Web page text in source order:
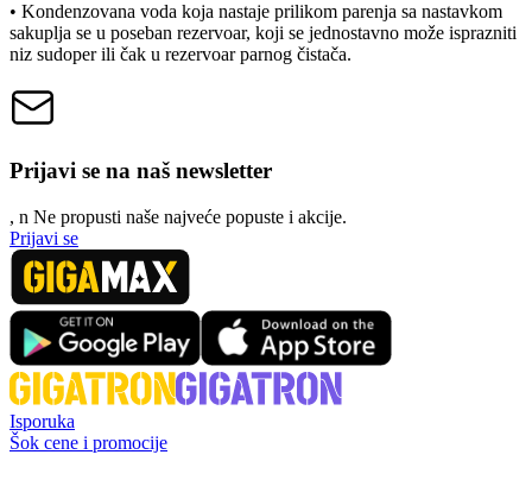
• Kondenzovana voda koja nastaje prilikom parenja sa nastavkom
sakuplja se u poseban rezervoar, koji se jednostavno može isprazniti
niz sudoper ili čak u rezervoar parnog čistača.
Prijavi se na naš newsletter
, n Ne propusti naše najveće popuste i akcije.
Prijavi se
Isporuka
Šok cene i promocije